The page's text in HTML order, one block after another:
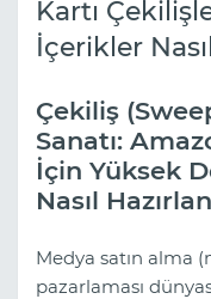
Kartı
İçerikler
Çekiliş
Sanatı:
İçin Yüksek
Nasıl
Medya satın alma
pazarlaması